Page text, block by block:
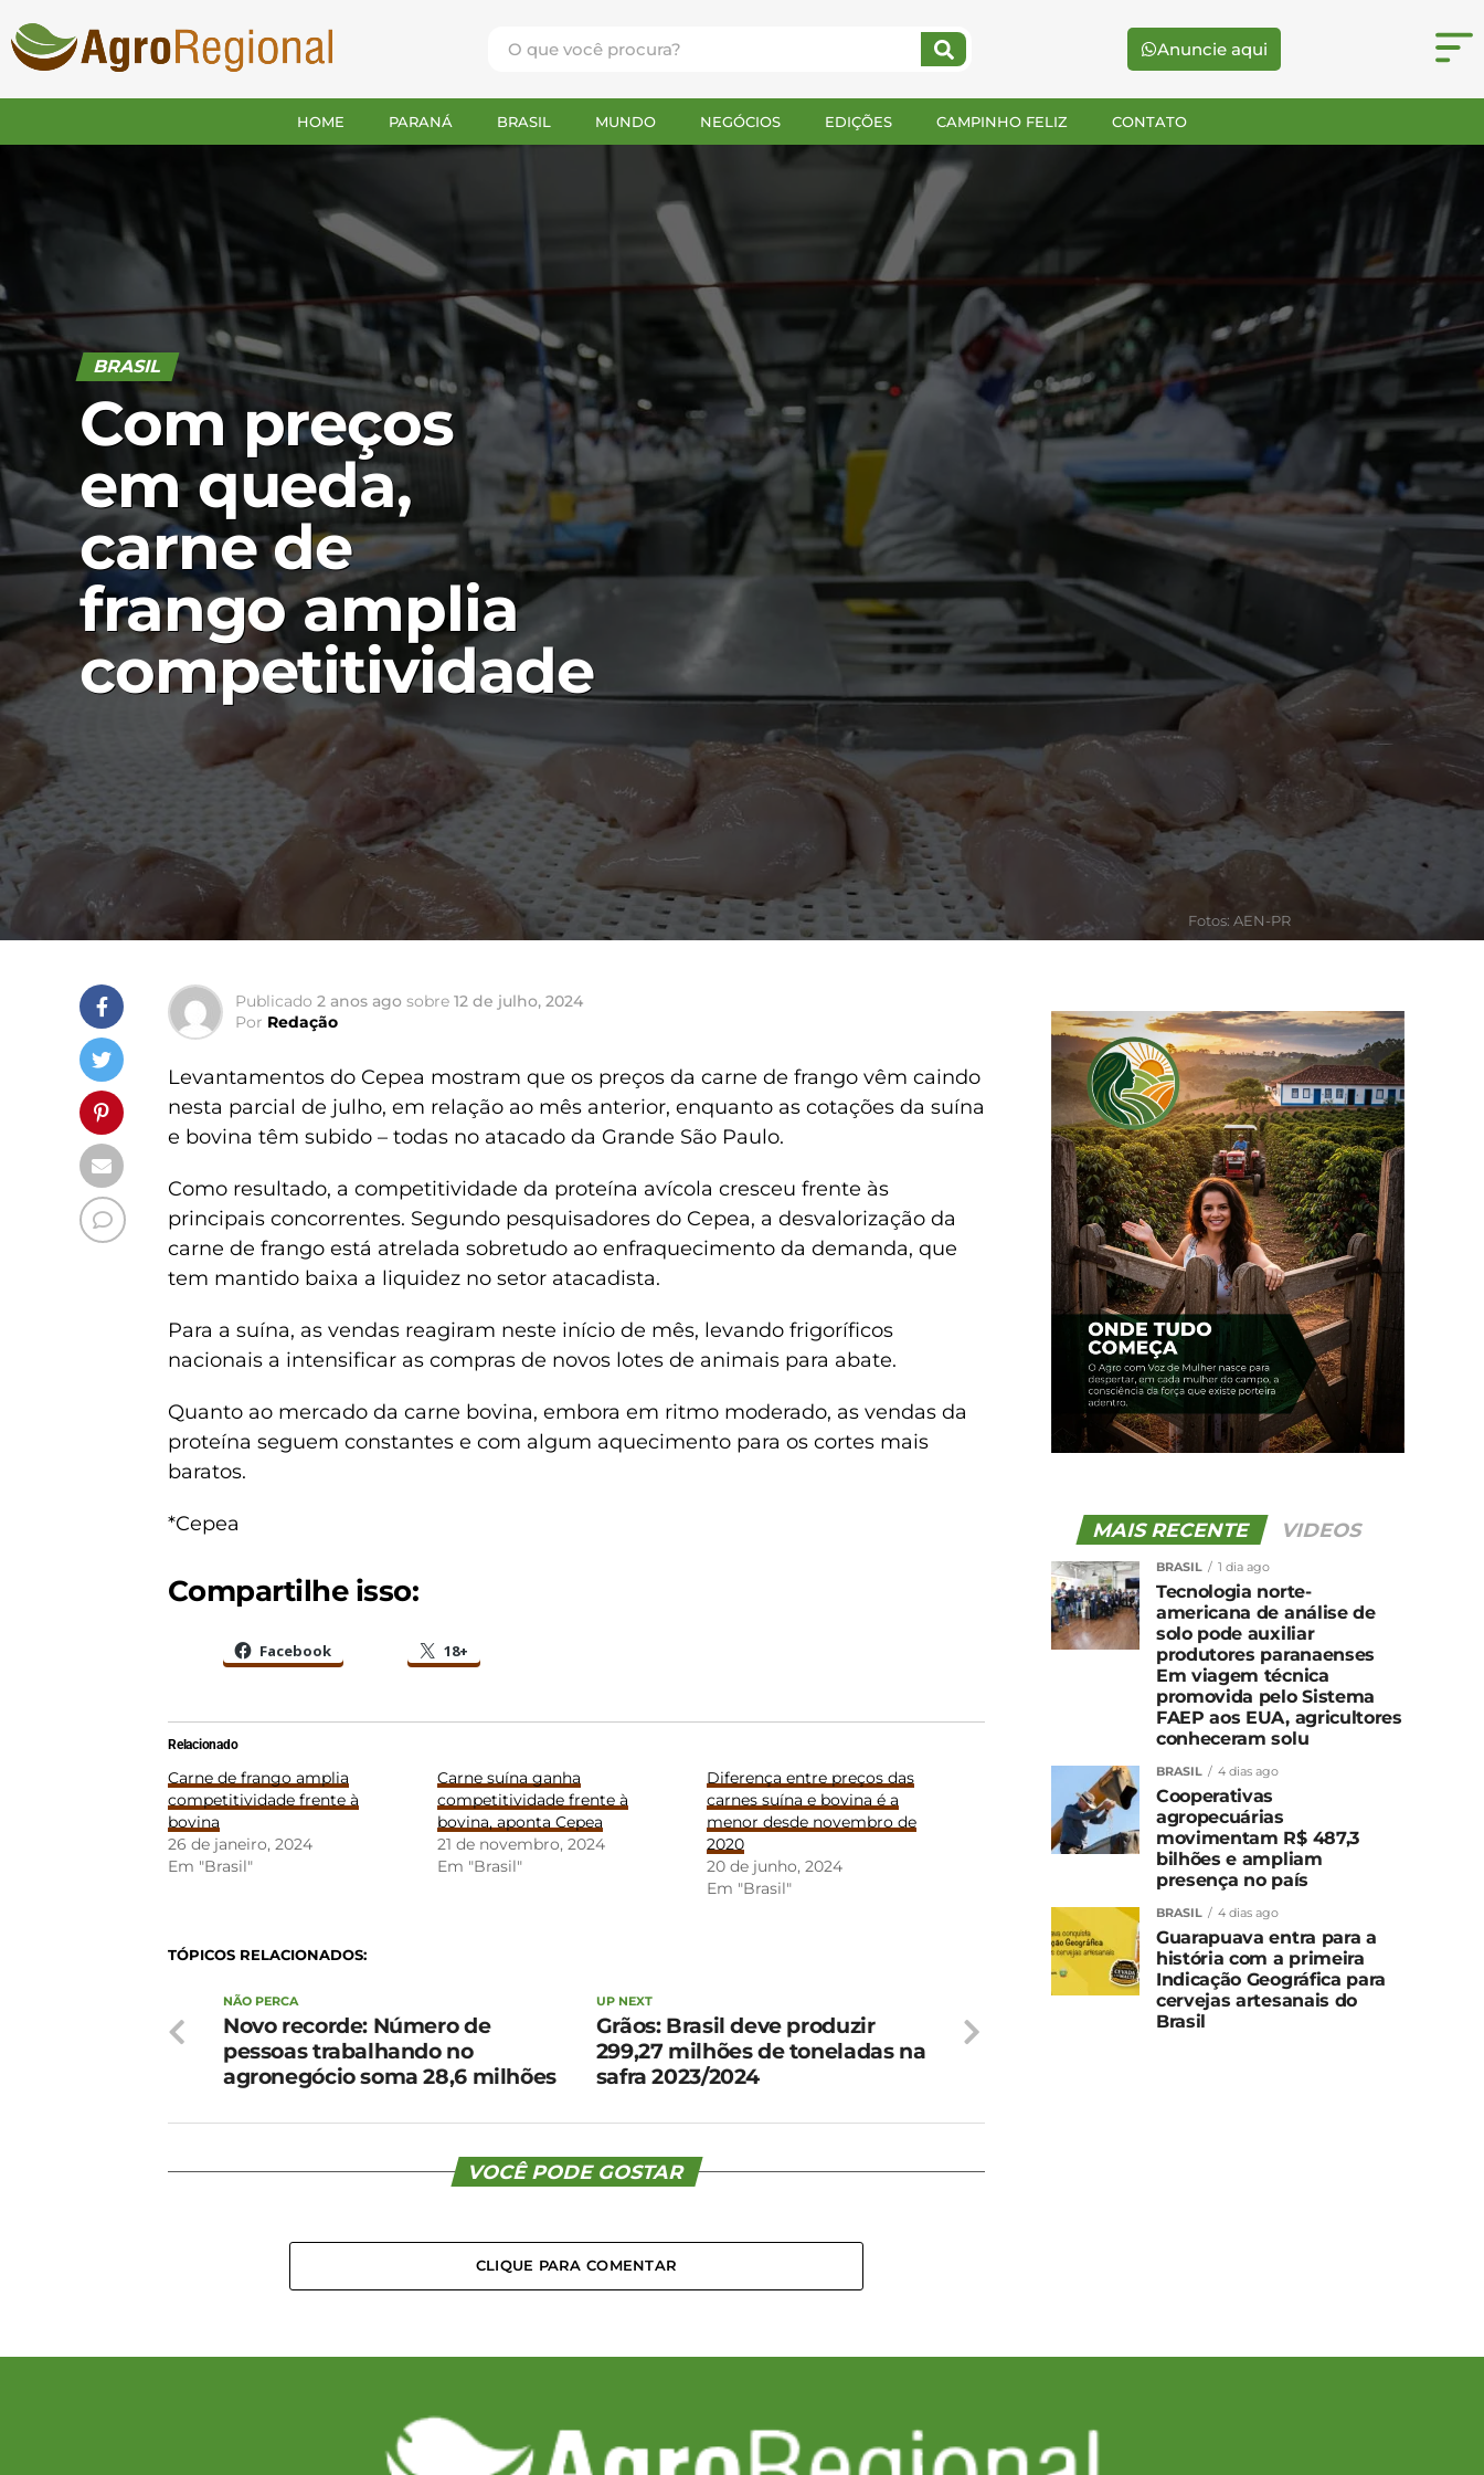
Anuncie aqui
HOME PARANÁ BRASIL MUNDO NEGÓCIOS EDIÇÕES CAMPINHO FELIZ CONTATO
BRASIL
Com preços
em queda,
carne de
frango amplia
competitividade
Fotos: AEN-PR
Publicado 2 anos ago sobre 12 de julho, 2024
Por Redação
Levantamentos do Cepea mostram que os preços da carne de frango vêm caindo
nesta parcial de julho, em relação ao mês anterior, enquanto as cotações da suína
e bovina têm subido – todas no atacado da Grande São Paulo.
Como resultado, a competitividade da proteína avícola cresceu frente às
principais concorrentes. Segundo pesquisadores do Cepea, a desvalorização da
carne de frango está atrelada sobretudo ao enfraquecimento da demanda, que
tem mantido baixa a liquidez no setor atacadista.
Para a suína, as vendas reagiram neste início de mês, levando frigoríficos
nacionais a intensificar as compras de novos lotes de animais para abate.
Quanto ao mercado da carne bovina, embora em ritmo moderado, as vendas da
proteína seguem constantes e com algum aquecimento para os cortes mais
baratos.
*Cepea
Compartilhe isso:
Facebook 18+
Relacionado
Carne de frango amplia
competitividade frente à
bovina
26 de janeiro, 2024
Em "Brasil"
Carne suína ganha
competitividade frente à
bovina, aponta Cepea
21 de novembro, 2024
Em "Brasil"
Diferença entre preços das
carnes suína e bovina é a
menor desde novembro de
2020
20 de junho, 2024
Em "Brasil"
TÓPICOS RELACIONADOS:
UP NEXT
Grãos: Brasil deve produzir
299,27 milhões de toneladas na
safra 2023/2024
NÃO PERCA
Novo recorde: Número de
pessoas trabalhando no
agronegócio soma 28,6 milhões
VOCÊ PODE GOSTAR
CLIQUE PARA COMENTAR
MAIS RECENTE VIDEOS
BRASIL 1 dia ago
Tecnologia norte-
americana de análise de
solo pode auxiliar
produtores paranaenses
Em viagem técnica
promovida pelo Sistema
FAEP aos EUA, agricultores
conheceram solu
BRASIL 4 dias ago
Cooperativas
agropecuárias
movimentam R$ 487,3
bilhões e ampliam
presença no país
BRASIL 4 dias ago
Guarapuava entra para a
história com a primeira
Indicação Geográfica para
cervejas artesanais do
Brasil